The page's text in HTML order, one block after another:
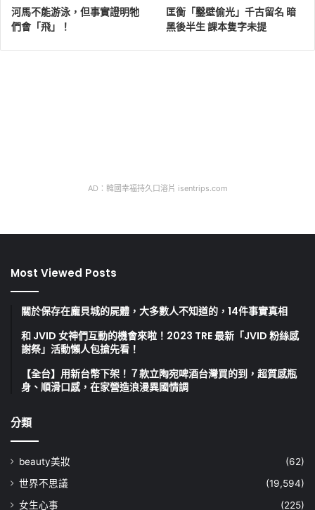
河馬不能游泳，但事實證明牠
們會「飛」！
匡衡「鑿壁偷光」千古留名 暗
黑後半生 課本隻字未提
AD：韓國幸福持久口溶片 isentrips.com
Most Viewed Posts
關於保存在龐貝城的屍體，大多數人不知道的，14件事實真相
和 JVID 女神們互動的機會來啦！2023 TRE 最新「JVID 粉絲感
謝祭」活動懶人包搶先看！
【全台】用新台幣下架！７款立陶宛啤酒台灣買的到，超質感瓶
身、順滑口感，在家營造浪漫異國情調
分類
beauty美妝
(62)
世界不思議
(19,594)
女生心事
(225)